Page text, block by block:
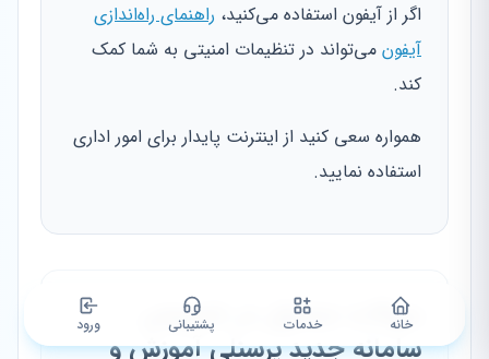
اگر از آیفون استفاده می‌کنید، راهنمای راه‌اندازی
آیفون می‌تواند در تنظیمات امنیتی به شما کمک
کند.
همواره سعی کنید از اینترنت پایدار برای امور اداری
استفاده نمایید.
سوالات متداول در خصوص
سامانه جدید پرسنلی آموزش و
خانه خدمات پشتیبانی ورود